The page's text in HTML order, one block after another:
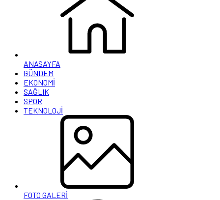
ANASAYFA
GÜNDEM
EKONOMİ
SAĞLIK
SPOR
TEKNOLOJİ
FOTO GALERİ